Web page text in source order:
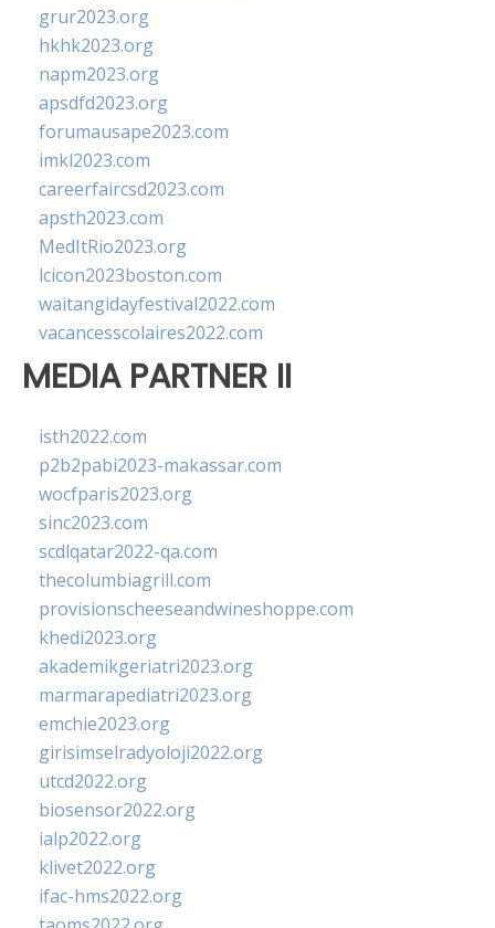
grur2023.org
hkhk2023.org
napm2023.org
apsdfd2023.org
forumausape2023.com
imkl2023.com
careerfaircsd2023.com
apsth2023.com
MedItRio2023.org
lcicon2023boston.com
waitangidayfestival2022.com
vacancesscolaires2022.com
MEDIA PARTNER II
isth2022.com
p2b2pabi2023-makassar.com
wocfparis2023.org
sinc2023.com
scdlqatar2022-qa.com
thecolumbiagrill.com
provisionscheeseandwineshoppe.com
khedi2023.org
akademikgeriatri2023.org
marmarapediatri2023.org
emchie2023.org
girisimselradyoloji2022.org
utcd2022.org
biosensor2022.org
ialp2022.org
klivet2022.org
ifac-hms2022.org